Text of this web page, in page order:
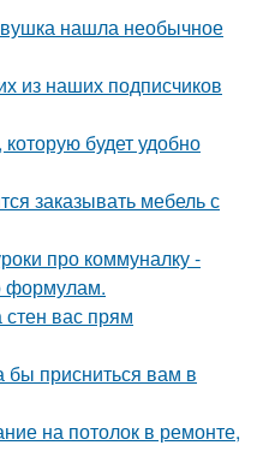
нашла необычное
из наших подписчиков
будет удобно
заказывать мебель с
про коммуналку -
формулам.
стен вас прям
бы присниться вам в
на потолок в ремонте,